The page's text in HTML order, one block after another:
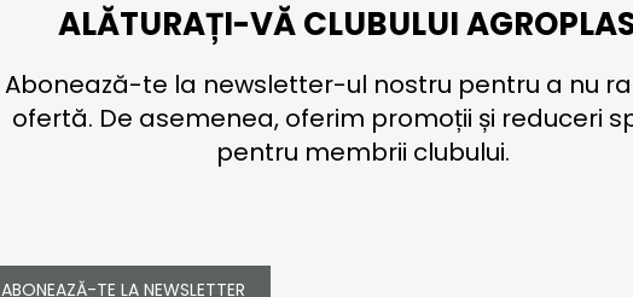
ALĂTURAȚI-VĂ CLUBULUI
Abonează-te la newsletter-ul nostru pentru a nu
ofertă. De asemenea, oferim promoții și reduceri
pentru membrii clubului.
ABONEAZĂ-TE LA NEWSLETTER